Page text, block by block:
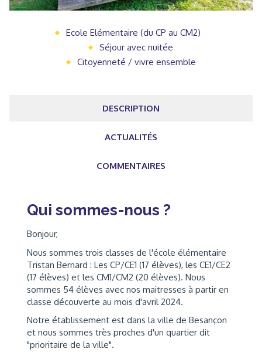
Ecole Elémentaire (du CP au CM2)
Séjour avec nuitée
Citoyenneté / vivre ensemble
DESCRIPTION
ACTUALITÉS
COMMENTAIRES
Qui sommes-nous ?
Bonjour,
Nous sommes trois classes de l'école élémentaire
Tristan Bernard : Les CP/CE1 (17 élèves), les CE1/CE2
(17 élèves) et les CM1/CM2 (20 élèves). Nous
sommes 54 élèves avec nos maitresses à partir en
classe découverte au mois d'avril 2024.
Notre établissement est dans la ville de Besançon
et nous sommes très proches d'un quartier dit
"prioritaire de la ville".